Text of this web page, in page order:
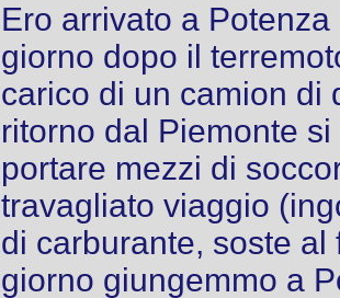
Ero arrivato a
giorno dopo il
carico di un camion di
ritorno dal Piemonte
portare mezzi di
travagliato viaggio
di carburante, soste
giorno giungemmo a